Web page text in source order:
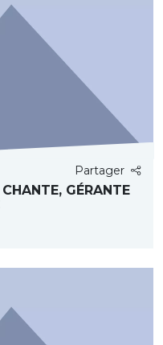
Partager
GÉRANTE